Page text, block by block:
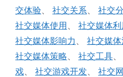
交体验、 社交关系、 社交
社交媒体使用 、 社交媒体利
社交媒体影响力 、 社交媒
社交媒体策略、 社交工具、
戏、 社交游戏开发、 社交